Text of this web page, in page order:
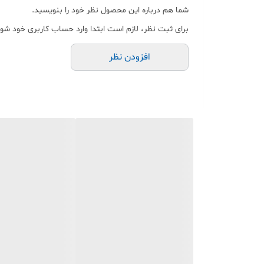
شما هم درباره این محصول نظر خود را بنویسید.
برای ثبت نظر، لازم است ابتدا وارد حساب کاربری خود
افزودن نظر